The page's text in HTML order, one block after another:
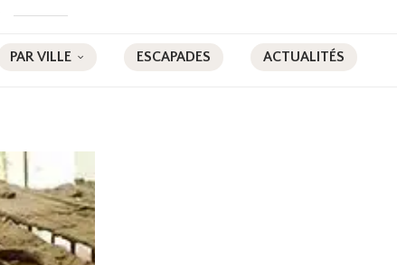
PAR VILLE ESCAPADES ACTUALITÉS